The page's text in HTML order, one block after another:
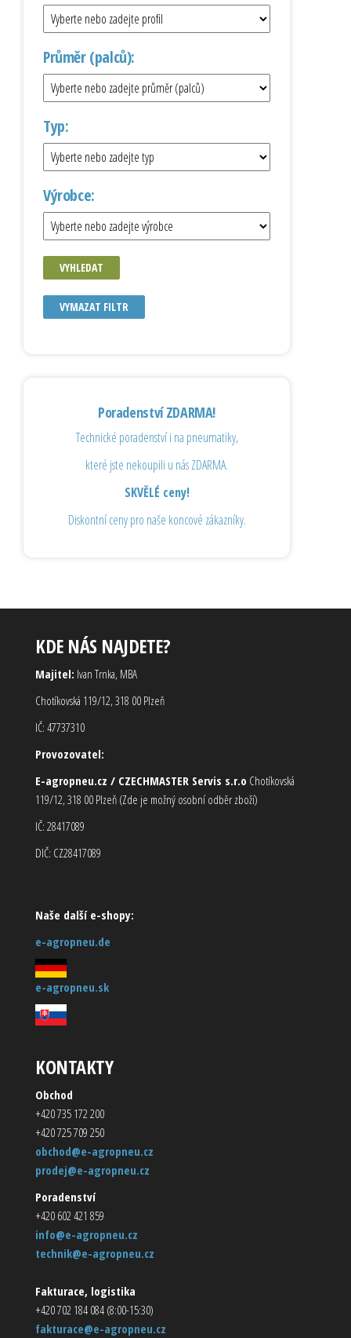
Průměr (palců):
Typ:
Výrobce:
VYHLEDAT
VYMAZAT FILTR
Poradenství ZDARMA!
Technické poradenství i na pneumatiky,
které jste nekoupili u nás ZDARMA.
SKVĚLÉ ceny!
Diskontní ceny pro naše koncové zákazníky.
KDE NÁS NAJDETE?
Majitel: Ivan Trnka, MBA
Chotíkovská 119/12, 318 00 Plzeň
IČ: 47737310
Provozovatel:
E-agropneu.cz / CZECHMASTER Servis s.r.o Chotíkovská
119/12, 318 00 Plzeň (Zde je možný osobní odběr zboží)
IČ: 28417089
DIČ: CZ28417089
Naše další e-shopy:
e-agropneu.de
e-agropneu.sk
KONTAKTY
Obchod
+420 735 172 200
+420 725 709 250
obchod@e-agropneu.cz
prodej@e-agropneu.cz
Poradenství
+420 602 421 859
info@e-agropneu.cz
technik@e-agropneu.cz
Fakturace, logistika
+420 702 184 084 (8:00-15:30)
fakturace@e-agropneu.cz